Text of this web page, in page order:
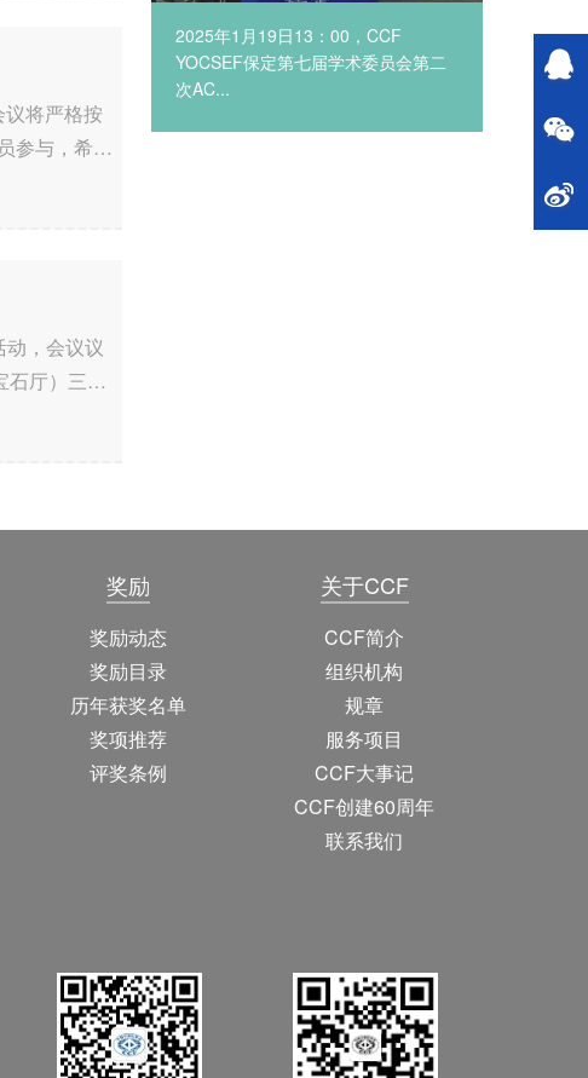
将严格按
参与，希望
，会议议
厅）三、
2025年1月19日13：00，CCF
YOCSEF保定第七届学术委员会第二
次AC...
党的二
步全面
奖励
奖励动态
奖励目录
历年获奖名单
奖项推荐
评奖条例
关于CCF
CCF简介
组织机构
规章
服务项目
CCF大事记
CCF创建60周年
联系我们